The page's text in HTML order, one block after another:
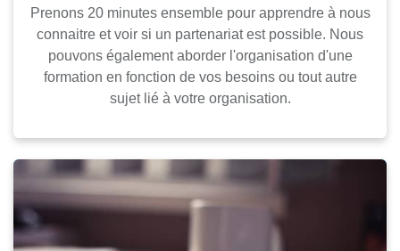
Prenons 20 minutes ensemble pour apprendre à nous
connaitre et voir si un partenariat est possible. Nous
pouvons également aborder l'organisation d'une
formation en fonction de vos besoins ou tout autre
sujet lié à votre organisation.